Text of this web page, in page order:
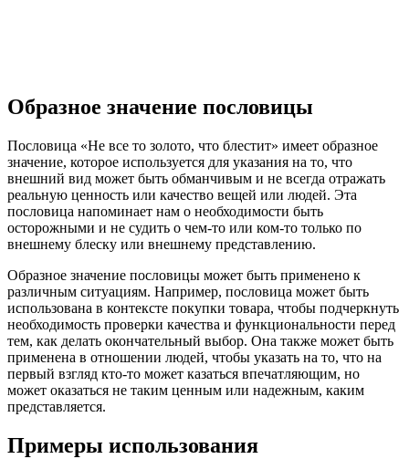
Образное значение пословицы
Пословица «Не все то золото, что блестит» имеет образное
значение, которое используется для указания на то, что
внешний вид может быть обманчивым и не всегда отражать
реальную ценность или качество вещей или людей. Эта
пословица напоминает нам о необходимости быть
осторожными и не судить о чем-то или ком-то только по
внешнему блеску или внешнему представлению.
Образное значение пословицы может быть применено к
различным ситуациям. Например, пословица может быть
использована в контексте покупки товара, чтобы подчеркнуть
необходимость проверки качества и функциональности перед
тем, как делать окончательный выбор. Она также может быть
применена в отношении людей, чтобы указать на то, что на
первый взгляд кто-то может казаться впечатляющим, но
может оказаться не таким ценным или надежным, каким
представляется.
Примеры использования